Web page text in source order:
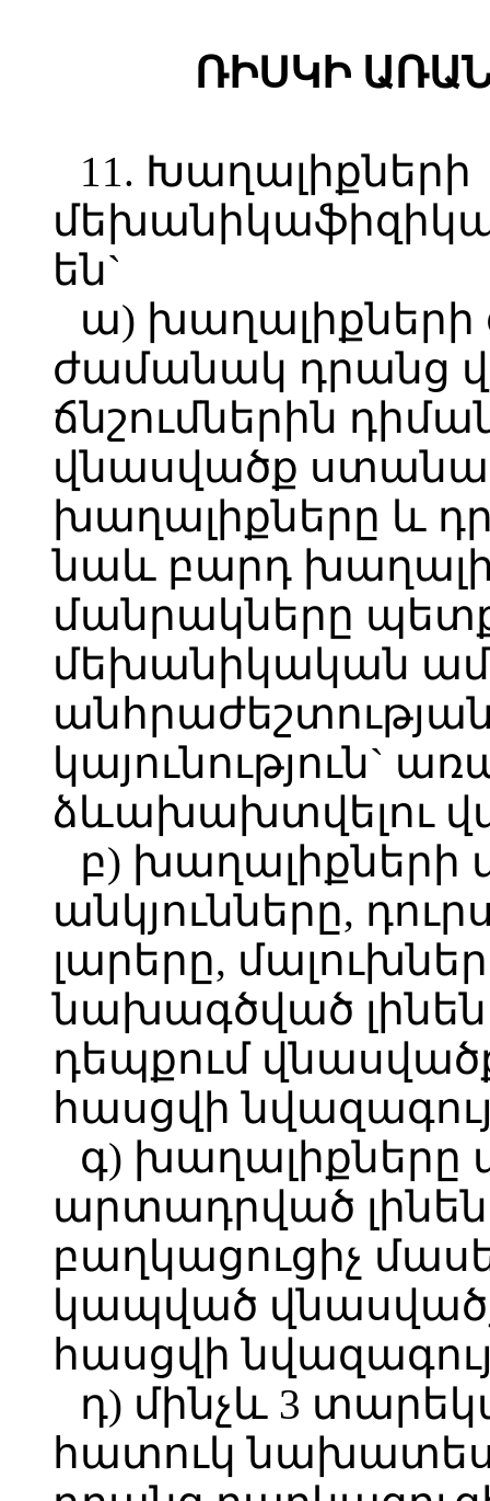
ՌԻՍԿԻ
11. Խաղալիքների
են`
ա)
ժամանակ դրանց
ճնշումներին
վնասվածք
խաղալիքները և
նաև բարդ
մանրակները
մեխանիկական
կայունություն`
ձևախախտվելու
բ)
անկյունները,
լարերը,
նախագծված
դեպքում
հասցվի
գ)
արտադրված
բաղկացուցիչ
կապված
հասցվի
դ) մինչև 3
հատուկ